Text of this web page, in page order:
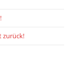
zurück!